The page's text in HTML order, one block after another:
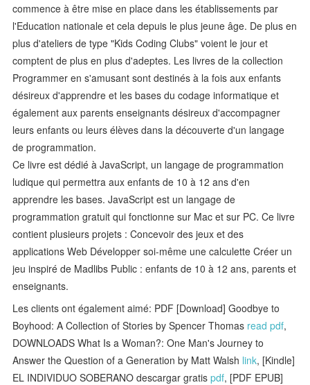
commence à être mise en place dans les établissements par
l'Education nationale et cela depuis le plus jeune âge. De plus en
plus d'ateliers de type "Kids Coding Clubs" voient le jour et
comptent de plus en plus d'adeptes. Les livres de la collection
Programmer en s'amusant sont destinés à la fois aux enfants
désireux d'apprendre et les bases du codage informatique et
également aux parents enseignants désireux d'accompagner
leurs enfants ou leurs élèves dans la découverte d'un langage
de programmation.
Ce livre est dédié à JavaScript, un langage de programmation
ludique qui permettra aux enfants de 10 à 12 ans d'en
apprendre les bases. JavaScript est un langage de
programmation gratuit qui fonctionne sur Mac et sur PC. Ce livre
contient plusieurs projets : Concevoir des jeux et des
applications Web Développer soi-même une calculette Créer un
jeu inspiré de Madlibs Public : enfants de 10 à 12 ans, parents et
enseignants.
Les clients ont également aimé: PDF [Download] Goodbye to
Boyhood: A Collection of Stories by Spencer Thomas read pdf,
DOWNLOADS What Is a Woman?: One Man's Journey to
Answer the Question of a Generation by Matt Walsh link, [Kindle]
EL INDIVIDUO SOBERANO descargar gratispdf, [PDF EPUB]